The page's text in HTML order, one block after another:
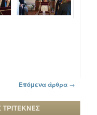
Επόμενα άρθρα →